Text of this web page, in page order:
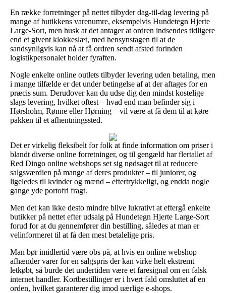
En række forretninger på nettet tilbyder dag-til-dag levering på
mange af butikkens varenumre, eksempelvis Hundetegn Hjerte
Large-Sort, men husk at det antager at ordren indsendes tidligere
end et givent klokkeslæt, med hensynstagen til at de
sandsynligvis kan nå at få ordren sendt afsted forinden
logistikpersonalet holder fyraften.
Nogle enkelte online outlets tilbyder levering uden betaling, men
i mange tilfælde er det under betingelse af at der aftages for en
præcis sum. Derudover kan du udse dig den mindst kostelige
slags levering, hvilket oftest – hvad end man befinder sig i
Hørsholm, Rønne eller Hørning – vil være at få dem til at køre
pakken til et afhentningssted.
Det er virkelig fleksibelt for folk at finde information om priser i
blandt diverse online forretninger, og til gengæld har flertallet af
Red Dingo online webshops set sig nødsaget til at reducere
salgsværdien på mange af deres produkter – til juniorer, og
ligeledes til kvinder og mænd – eftertrykkeligt, og endda nogle
gange yde portofri fragt.
Men det kan ikke desto mindre blive lukrativt at eftergå enkelte
butikker på nettet efter udsalg på Hundetegn Hjerte Large-Sort
forud for at du gennemfører din bestilling, således at man er
velinformeret til at få den mest betalelige pris.
Man bør imidlertid være obs på, at hvis en online webshop
afhænder varer for en salgspris der kan virke helt ekstremt
letkøbt, så burde det undertiden være et faresignal om en falsk
internet handler. Kortbestillinger er i hvert fald omsluttet af en
orden, hvilket garanterer dig imod uærlige e-shops.